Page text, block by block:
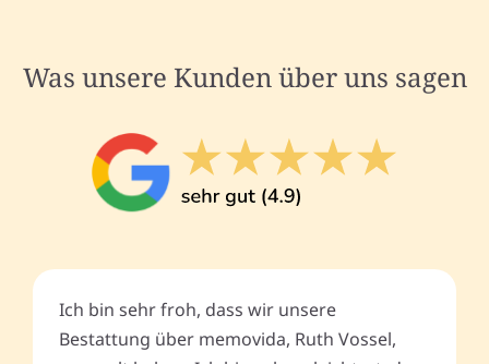
Was unsere Kunden über uns sagen
Ich bin sehr froh, dass wir unsere
Bestattung über memovida, Ruth Vossel,